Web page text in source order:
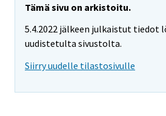
Tämä sivu on arkistoitu.
5.4.2022 jälkeen julkaistut tiedot
uudistetulta sivustolta.
Siirry uudelle tilastosivulle